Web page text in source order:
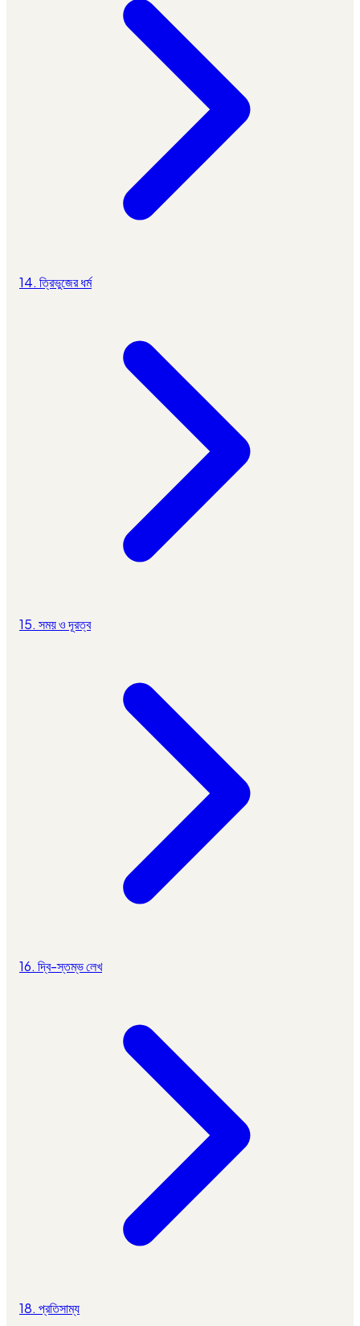
14. ত্রিভুজের ধর্ম
15. সময় ও দূরত্ব
16. দ্বি-স্তম্ভ লেখ
18. প্রতিসাম্য